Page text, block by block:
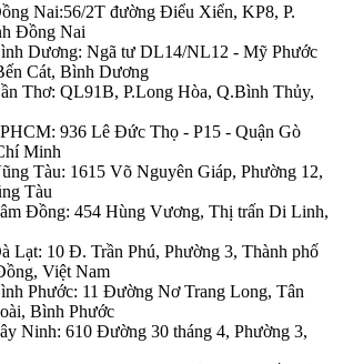
Nai:56/2T đường Điểu Xiển, KP8, P.
Đồng Nai
Dương: Ngã tư DL14/NL12 - Mỹ Phước
Cát, Bình Dương
Thơ: QL91B, P.Long Hòa, Q.Bình Thủy,
936 Lê Đức Thọ - P15 - Quận Gò
Minh
Tàu: 1615 Võ Nguyên Giáp, Phường 12,
Tàu
Đồng: 454 Hùng Vương, Thị trấn Di Linh,
Lạt: 10 Đ. Trần Phú, Phường 3, Thành phố
Việt Nam
Phước: 11 Đường Nơ Trang Long, Tân
Bình Phước
Ninh: 610 Đường 30 tháng 4, Phường 3,